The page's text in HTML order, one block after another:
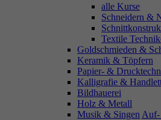
alle Kurse
Schneidern &
Textile
Goldschmieden &
Keramik & Töpfern
Papier- &
Kalligrafie &
Bildhauerei
Holz & Metall
Musik & Singen Auf-